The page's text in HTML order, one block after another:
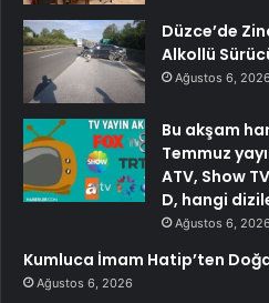
Düzce’de
Alkollü
Ağustos 6, 2026
Bu akşam
Temmuz
ATV, Show
D, hangi
Ağustos 6, 2026
Kumluca İmam Hatip’ten
Ağustos 6, 2026